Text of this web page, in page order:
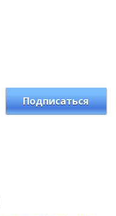
Подписаться